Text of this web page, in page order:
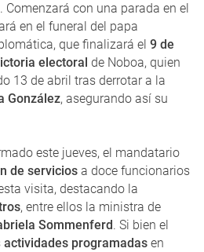
. Comenzará con una parada en el
en el funeral del papa
que finalizará el 9 de
electoral de Noboa, quien
13 de abril tras derrotar a la
González, asegurando así su
este jueves, el mandatario
de servicios a doce funcionarios
visita, destacando la
, entre ellos la ministra de
Sommenferd. Si bien el
actividades programadas en